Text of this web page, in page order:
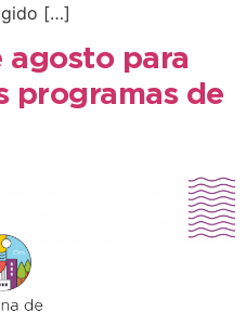
[…]
agosto para
programas de